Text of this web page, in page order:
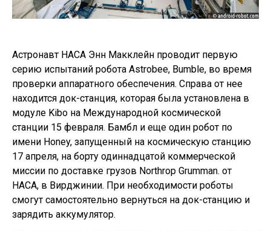
Астронавт НАСА Энн Макклейн проводит первую
серию испытаний робота Astrobee, Bumble, во время
проверки аппаратного обеспечения. Справа от нее
находится док-станция, которая была установлена ​​в
модуле Kibo на Международной космической
станции 15 февраля. Бамбл и еще один робот по
имени Honey, запущенный на космическую станцию ​​
17 апреля, на борту одиннадцатой коммерческой
миссии по доставке грузов Northrop Grumman. от
НАСА, в Вирджинии. При необходимости роботы
смогут самостоятельно вернуться на док-станцию ​​и
зарядить аккумулятор.